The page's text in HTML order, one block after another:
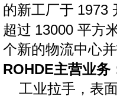
的新工厂于 1973
超过 13000 平方
个新的物流中心
ROHDE主营业务
工业拉手，表